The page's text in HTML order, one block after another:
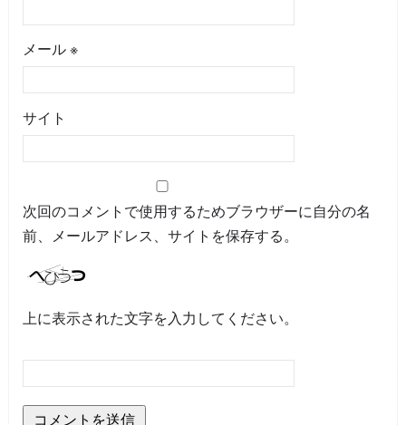
メール ※
サイト
次回のコメントで使用するためブラウザーに自分の名
前、メールアドレス、サイトを保存する。
上に表示された文字を入力してください。